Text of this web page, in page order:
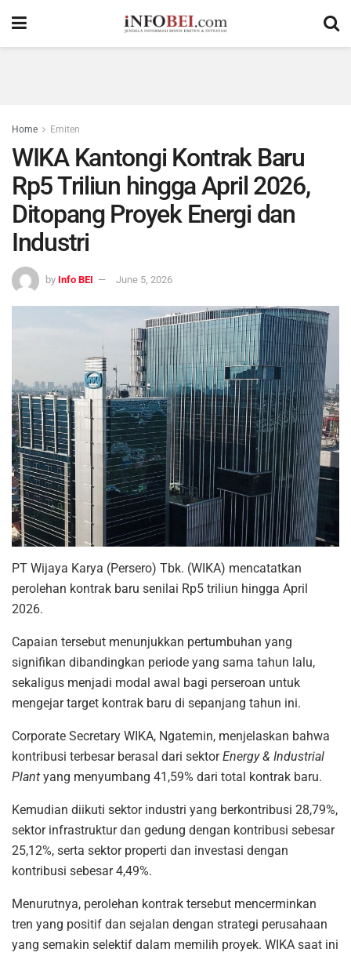
Home Emiten
WIKA Kantongi Kontrak Baru
Rp5 Triliun hingga April 2026,
Ditopang Proyek Energi dan
Industri
by Info BEI June 5, 2026
PT Wijaya Karya (Persero) Tbk. (WIKA) mencatatkan
perolehan kontrak baru senilai Rp5 triliun hingga April
2026.
Capaian tersebut menunjukkan pertumbuhan yang
signifikan dibandingkan periode yang sama tahun lalu,
sekaligus menjadi modal awal bagi perseroan untuk
mengejar target kontrak baru di sepanjang tahun ini.
Corporate Secretary WIKA, Ngatemin, menjelaskan bahwa
kontribusi terbesar berasal dari sektorEnergy & Industrial
Plant yang menyumbang 41,59% dari total kontrak baru.
Kemudian diikuti sektor industri yang berkontribusi 28,79%,
sektor infrastruktur dan gedung dengan kontribusi sebesar
25,12%, serta sektor properti dan investasi dengan
kontribusi sebesar 4,49%.
Menurutnya, perolehan kontrak tersebut mencerminkan
tren yang positif dan sejalan dengan strategi perusahaan
yang semakin selektif dalam memilih proyek. WIKA saat ini